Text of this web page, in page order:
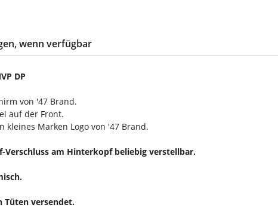
wenn verfügbar
DP
von '47 Brand.
auf der Front.
Marken Logo von '47 Brand.
Verschluss am Hinterkopf beliebig verstellbar.
Tüten versendet.